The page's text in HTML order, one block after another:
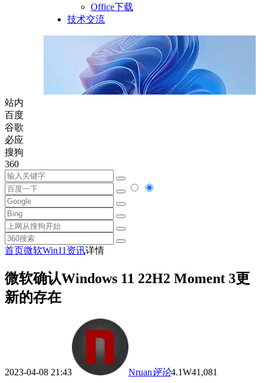
Office下载
技术交流
站内
百度
谷歌
必应
搜狗
360
首页微软Win11资讯详情
微软确认Windows 11 22H2 Moment 3更
新的存在
2023-04-08 21:43 Nruan评论4.1W41,081